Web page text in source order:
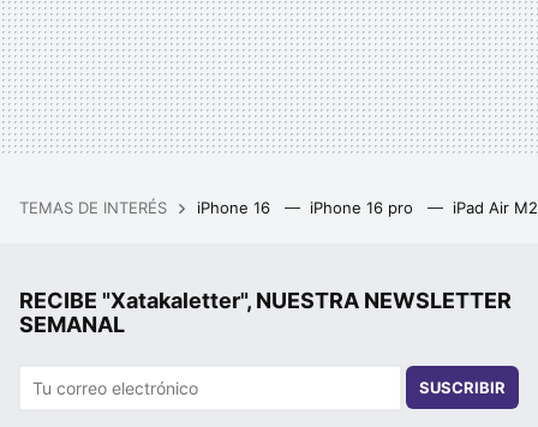
TEMAS DE INTERÉS iPhone 16 iPhone 16 pro iPad Air
RECIBE "Xatakaletter", NUESTRA NEWSLETTER
SEMANAL
SUSCRIBIR